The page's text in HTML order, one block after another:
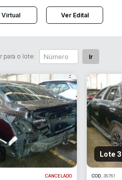
Ver Edital
para o lote: Ir
CANCELADO
Lote 3
COD. 38781